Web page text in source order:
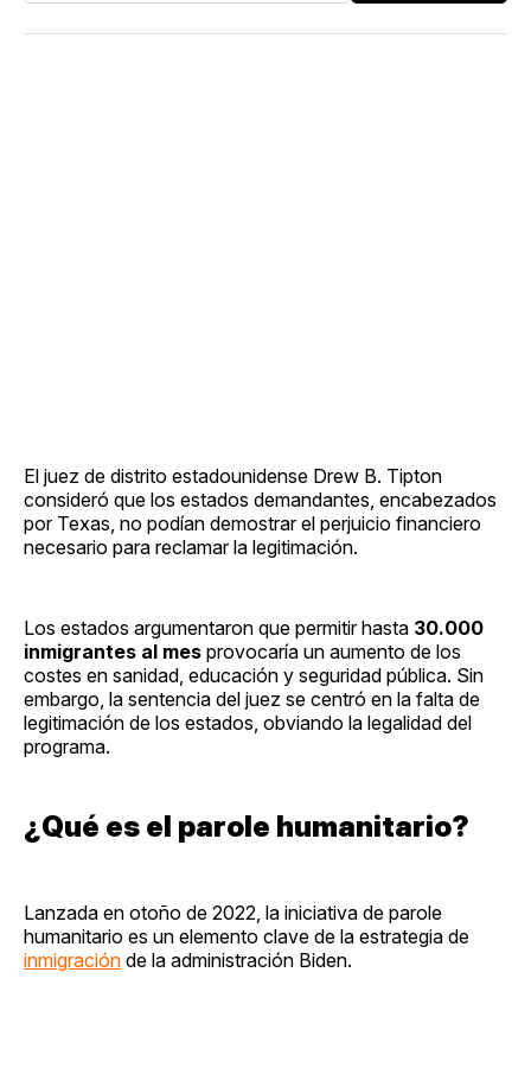
El juez de distrito estadounidense Drew B. Tipton
consideró que los estados demandantes, encabezados
por Texas, no podían demostrar el perjuicio financiero
necesario para reclamar la legitimación.
Los estados argumentaron que permitir hasta 30.000
inmigrantes al mes provocaría un aumento de los
costes en sanidad, educación y seguridad pública. Sin
embargo, la sentencia del juez se centró en la falta de
legitimación de los estados, obviando la legalidad del
programa.
¿Qué es el parole humanitario?
Lanzada en otoño de 2022, la iniciativa de parole
humanitario es un elemento clave de la estrategia de
inmigración de la administración Biden.